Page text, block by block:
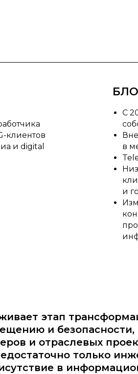
клиентов
и digital
С
в
и
этап
и безопасности,
и отраслевых
только
в